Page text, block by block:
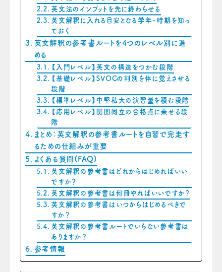
英文法のインプットを先に終わらせる
英文解釈に入れる目安となる学年・時期を知っ
ておく
英文解釈の参考書ルートを4つのレベル別に進
める
【入門レベル】英文の構造をつかむ段階
【基礎レベル】SVOCの判別を体に覚えさせる
段階
【標準レベル】中堅私大の演習量を積む段階
【応用レベル】関関同立の合格点に乗せる段
階
まとめ：英文解釈の参考書ルートを自習で完走す
るための仕組みが重要
よくある質問(FAQ)
英文解釈の参考書はどれからはじめればいい
ですか？
英文解釈の参考書は何冊やればいいですか？
英文解釈の参考書はいつからはじめるべきで
すか？
英文解釈の参考書ルートでいらない参考書は
ありますか？
参考情報